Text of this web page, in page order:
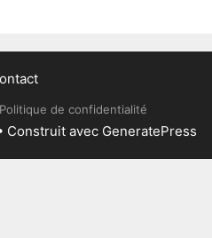
Politique de confidentialité
Construit avec GeneratePress